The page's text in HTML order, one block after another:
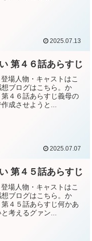
2025.07.13
第４６話あらすじ
場人物・キャストはこ
ブログはこちら。か
４６話あらすじ義母の
成させようと...
2025.07.07
第４５話あらすじ
場人物・キャストはこ
ブログはこちら。か
４５話あらすじ何かあ
考えるグァン...